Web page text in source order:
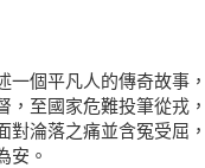
一個平凡人的傳奇故事
，至國家危難投筆從戎
對淪落之痛並含冤受屈
安。